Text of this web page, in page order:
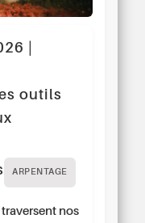
|
outils
ARPENTAGE
nos